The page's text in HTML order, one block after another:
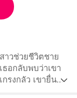
าวช่วยชีวิตชาย
อกลับพบว่าเขา
รงกลัว เขายื่น